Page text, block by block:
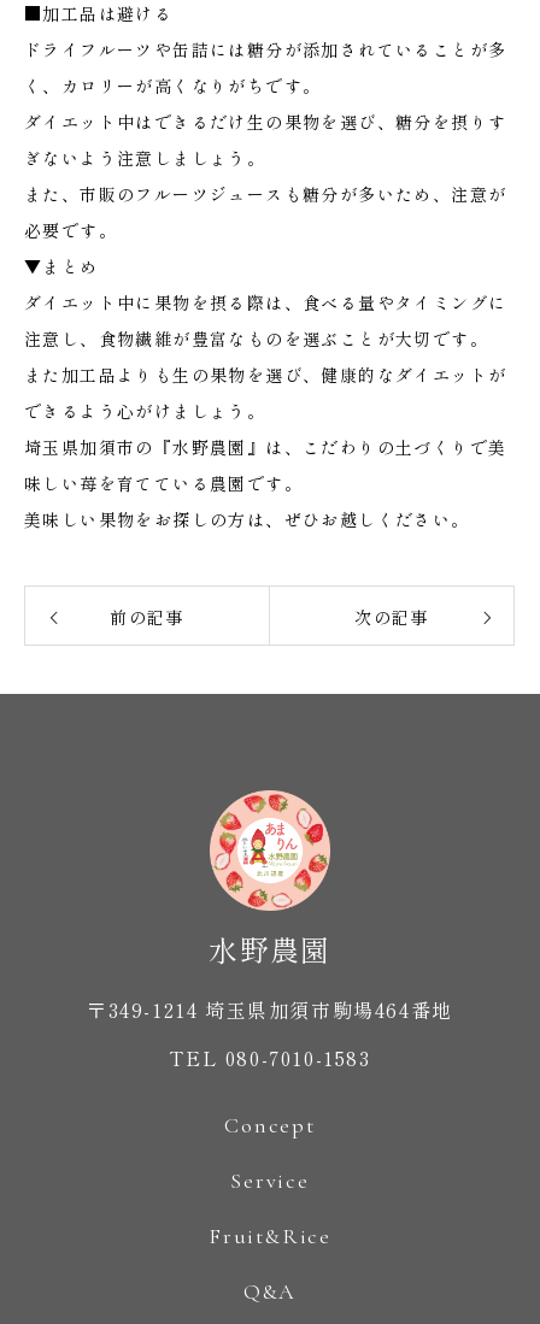
■加工品は避ける
ドライフルーツや缶詰には糖分が添加されていることが多
く、カロリーが高くなりがちです。
ダイエット中はできるだけ生の果物を選び、糖分を摂りす
ぎないよう注意しましょう。
また、市販のフルーツジュースも糖分が多いため、注意が
必要です。
▼まとめ
ダイエット中に果物を摂る際は、食べる量やタイミングに
注意し、食物繊維が豊富なものを選ぶことが大切です。
また加工品よりも生の果物を選び、健康的なダイエットが
できるよう心がけましょう。
埼玉県加須市の『水野農園』は、こだわりの土づくりで美
味しい苺を育てている農園です。
美味しい果物をお探しの方は、ぜひお越しください。
前の記事 次の記事
〒349-1214 埼玉県加須市駒場464番地
TEL 080-7010-1583
Concept
Service
Fruit&Rice
Q&A